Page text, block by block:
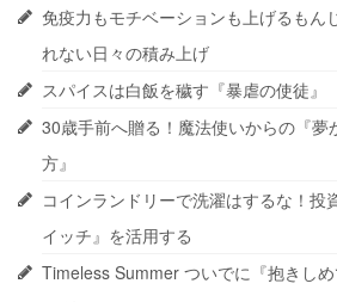
免疫力もモチベーションも上げるもん
れない日々の積み上げ
スパイスは白飯を穢す『暴虐の使徒』
30歳手前へ贈る！魔法使いからの『夢
方』
コインランドリーで洗濯はするな！投
イッチ』を活用する
Timeless Summer ついでに『抱きし